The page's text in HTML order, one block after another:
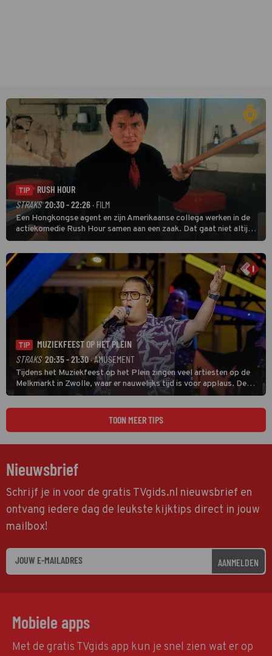
TIP
RUSH HOUR
STRAKS 20:30 - 22:26· FILM
Een Hongkongse agent en zijn Amerikaanse collega werken in de
actiekomedie Rush Hour samen aan een zaak. Dat gaat niet altijd
van een leien dakje.
TIP
MUZIEKFEEST OP HET PLEIN
STRAKS 20:35 - 21:30· AMUSEMENT
Tijdens het Muziekfeest op het Plein zingen veel artiesten op de
Melkmarkt in Zwolle, waar er nauwelijks tijd is voor applaus. De
grootste namen zijn André Hazes, Jannes, René Froger en
natuurlijk Rutger van Barneveld met zijn hit Zwoele Zomernachten.
TOON MEER TIPS
Nieuwsbrief
Schrijf je in voor de gratis TVgids.nl nieuwsbrief en
ontvang iedere dag de leukste kijktips direct in jouw
mailbox!
AANMELDEN
Mobiele apps
Met de gratis TVgids app kun je snel zien wat er op